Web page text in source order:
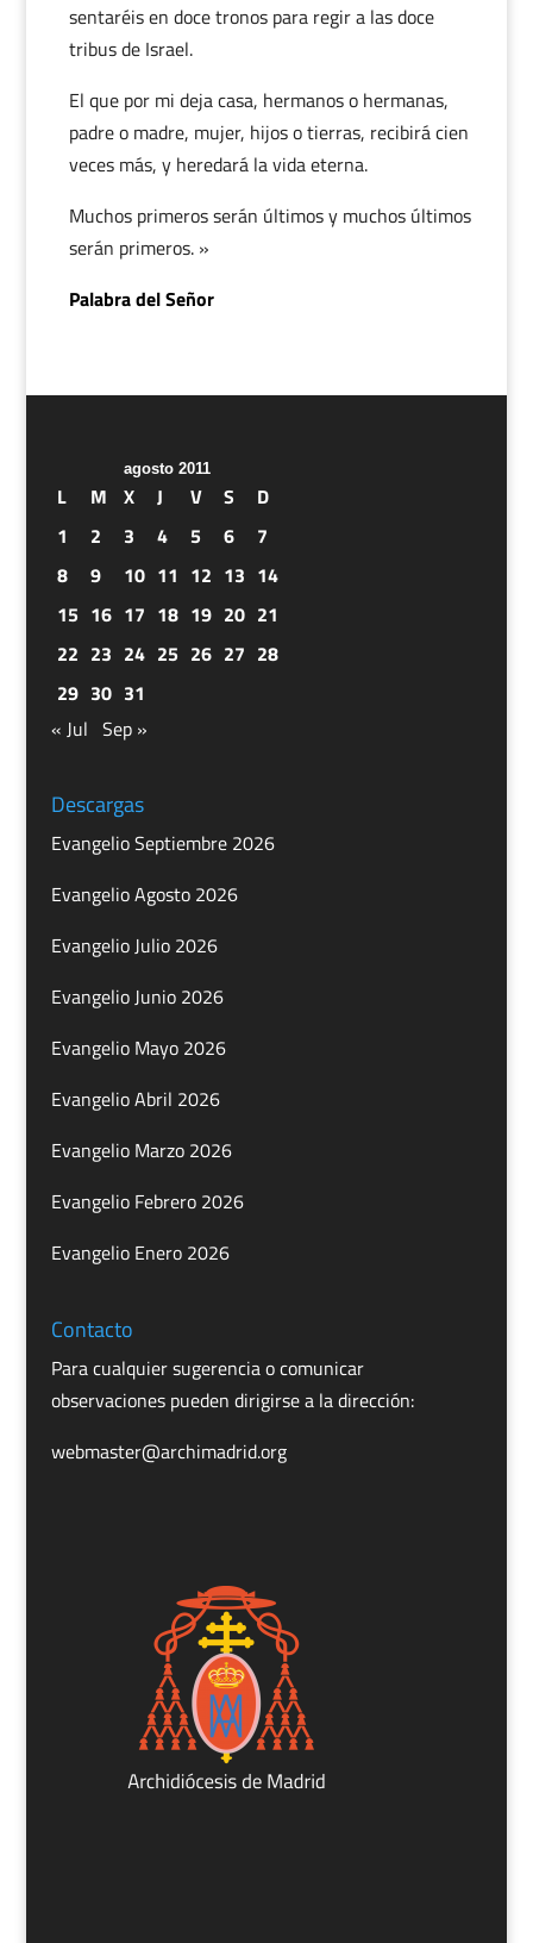
sentaréis en doce tronos para regir a las doce
tribus de Israel.
El que por mi deja casa, hermanos o hermanas,
padre o madre, mujer, hijos o tierras, recibirá cien
veces más, y heredará la vida eterna.
Muchos primeros serán últimos y muchos últimos
serán primeros. »
Palabra del Señor
agosto 2011
L M X J V S
D
1
2 3 4 5 6
7
8
9 10 11 12 13 14
15 16 17 18 19 20 21
22 23 24 25 26 27 28
29 30 31
« Jul Sep »
Descargas
Evangelio Septiembre 2026
Evangelio Agosto 2026
Evangelio Julio 2026
Evangelio Junio 2026
Evangelio Mayo 2026
Evangelio Abril 2026
Evangelio Marzo 2026
Evangelio Febrero 2026
Evangelio Enero 2026
Contacto
Para cualquier sugerencia o comunicar
observaciones pueden dirigirse a la dirección:
webmaster@archimadrid.org